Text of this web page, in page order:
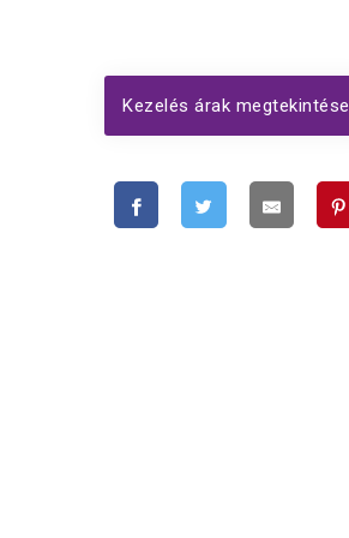
Kezelés árak megtekintése